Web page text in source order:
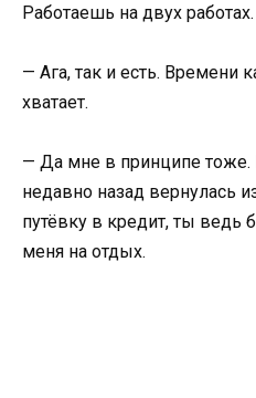
Работаешь на двух
— Ага, так и есть. Времени
хватает.
— Да мне в принципе тоже.
недавно назад вернулась
путёвку в кредит, ты ведь
меня на отдых.